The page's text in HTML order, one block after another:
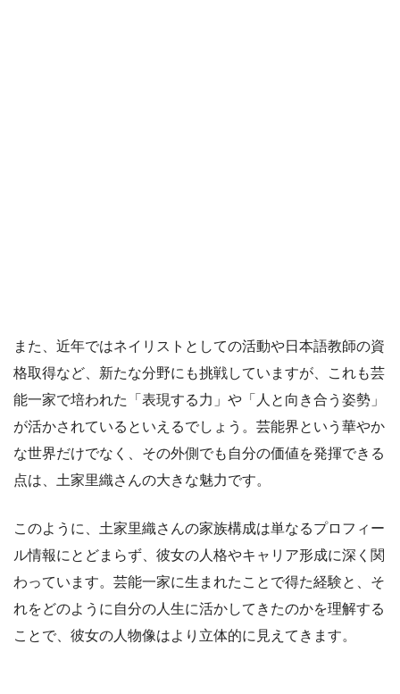
また、近年ではネイリストとしての活動や日本語教師の資
格取得など、新たな分野にも挑戦していますが、これも芸
能一家で培われた「表現する力」や「人と向き合う姿勢」
が活かされているといえるでしょう。芸能界という華やか
な世界だけでなく、その外側でも自分の価値を発揮できる
点は、土家里織さんの大きな魅力です。
このように、土家里織さんの家族構成は単なるプロフィー
ル情報にとどまらず、彼女の人格やキャリア形成に深く関
わっています。芸能一家に生まれたことで得た経験と、そ
れをどのように自分の人生に活かしてきたのかを理解する
ことで、彼女の人物像はより立体的に見えてきます。